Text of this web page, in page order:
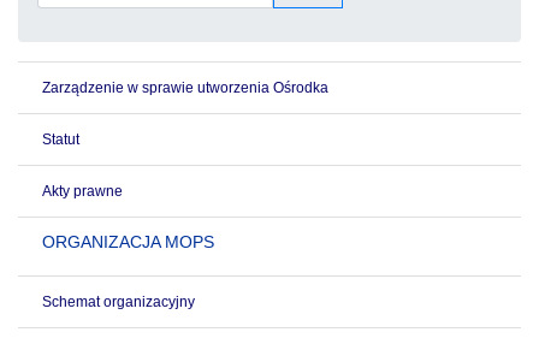
Zarządzenie w sprawie utworzenia Ośrodka
Statut
Akty prawne
ORGANIZACJA MOPS
Schemat organizacyjny